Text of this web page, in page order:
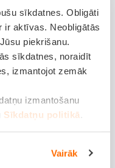
sīkdatnes. Obligāti
ir aktīvas. Neobligātās
piekrišanu.
sīkdatnes, noraidīt
izmantojot zemāk
izmantošanu
Sīkdatņu politikā
Vairāk